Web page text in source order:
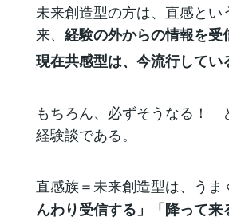
未来創造型の方は、直感と
来、 経験の外からの情報を
現在共感型は、今流行してい
もちろん、必ずそうなる！
経験談である。
直感族＝未来創造型は、う
んわり受信する」「降って来